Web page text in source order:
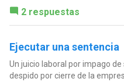
2 respuestas
Ejecutar una sentencia
Un juicio laboral por impago
despido por cierre de la